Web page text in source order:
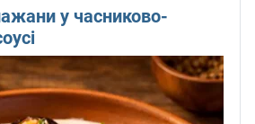
у часниково-